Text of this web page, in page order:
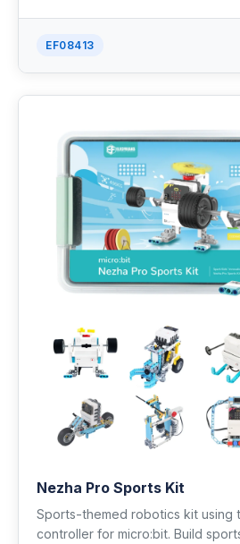
EF08413
Nezha Pro Sports Kit
Sports-themed robotics kit using
controller for micro:bit. Build